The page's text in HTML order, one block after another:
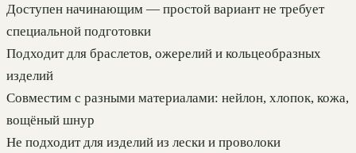
Доступен начинающим — простой вариант не требует
специальной подготовки
Подходит для браслетов, ожерелий и кольцеобразных
изделий
Совместим с разными материалами: нейлон, хлопок, кожа,
вощёный шнур
Не подходит для изделий из лески и проволоки